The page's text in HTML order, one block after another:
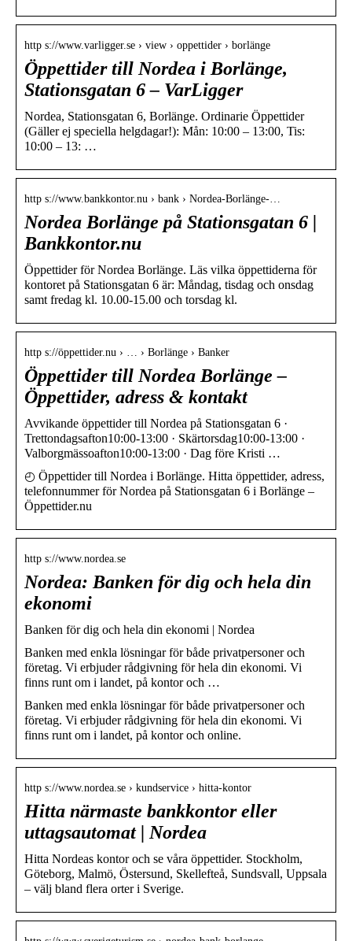
http s://www.varligger.se › view › oppettider › borlänge
Öppettider till Nordea i Borlänge,
Stationsgatan 6 – VarLigger
Nordea, Stationsgatan 6, Borlänge. Ordinarie Öppettider
(Gäller ej speciella helgdagar!): Mån: 10:00 – 13:00, Tis:
10:00 – 13: …
http s://www.bankkontor.nu › bank › Nordea-Borlänge-…
Nordea Borlänge på Stationsgatan 6 |
Bankkontor.nu
Öppettider för Nordea Borlänge. Läs vilka öppettiderna för
kontoret på Stationsgatan 6 är: Måndag, tisdag och onsdag
samt fredag kl. 10.00-15.00 och torsdag kl.
http s://öppettider.nu › … › Borlänge › Banker
Öppettider till Nordea Borlänge –
Öppettider, adress & kontakt
Avvikande öppettider till Nordea på Stationsgatan 6 ·
Trettondagsafton10:00-13:00 · Skärtorsdag10:00-13:00 ·
Valborgmässoafton10:00-13:00 · Dag före Kristi …
◴ Öppettider till Nordea i Borlänge. Hitta öppettider, adress,
telefonnummer för Nordea på Stationsgatan 6 i Borlänge –
Öppettider.nu
http s://www.nordea.se
Nordea: Banken för dig och hela din
ekonomi
Banken för dig och hela din ekonomi | Nordea
Banken med enkla lösningar för både privatpersoner och
företag. Vi erbjuder rådgivning för hela din ekonomi. Vi
finns runt om i landet, på kontor och …
Banken med enkla lösningar för både privatpersoner och
företag. Vi erbjuder rådgivning för hela din ekonomi. Vi
finns runt om i landet, på kontor och online.
http s://www.nordea.se › kundservice › hitta-kontor
Hitta närmaste bankkontor eller
uttagsautomat | Nordea
Hitta Nordeas kontor och se våra öppettider. Stockholm,
Göteborg, Malmö, Östersund, Skellefteå, Sundsvall, Uppsala
– välj bland flera orter i Sverige.